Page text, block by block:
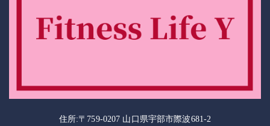
住所:〒759-0207 山口県宇部市際波681-2